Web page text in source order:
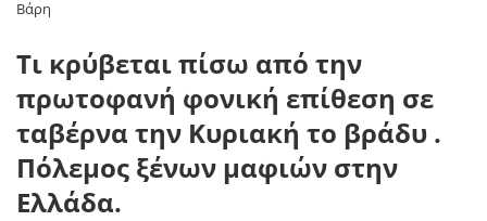
Τι κρύβεται πίσω από την
πρωτοφανή φονική επίθεση σε
ταβέρνα την Κυριακή το βράδυ .
Πόλεμος ξένων μαφιών στην
Ελλάδα.